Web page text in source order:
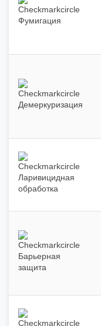
Фумигация
Демеркуризация
Ларивицидная
обработка
Барьерная
защита